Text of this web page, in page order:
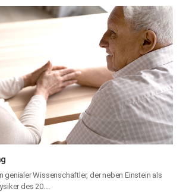
genialer Wissenschaftler, der neben Einstein als
des 20.…